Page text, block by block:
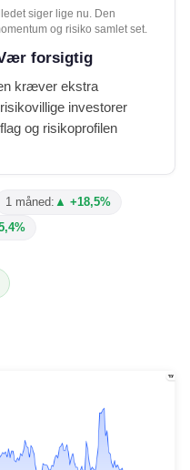
siger lige nu. Den
og risiko samlet set.
forsigtig
kræver ekstra
investorer
og risikoprofilen
1 måned: ▲ +18,5%